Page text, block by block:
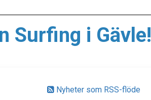
Surfing i Gävle!
Nyheter som RSS-flöde